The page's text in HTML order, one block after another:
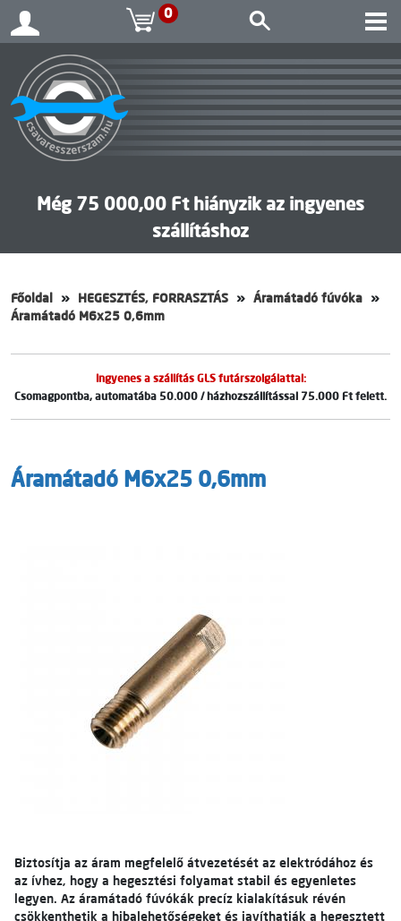
0
Még 75 000,00 Ft hiányzik az ingyenes
szállításhoz
Főoldal HEGESZTÉS, FORRASZTÁS
Áramátadó fúvóka
Áramátadó M6x25 0,6mm
Ingyenes a szállítás GLS futárszolgálattal:
Csomagpontba, automatába 50.000 / házhozszállítással 75.000 Ft felett.
Áramátadó M6x25 0,6mm
Biztosítja az áram megfelelő átvezetését az elektródához és
az ívhez, hogy a hegesztési folyamat stabil és egyenletes
legyen. Az áramátadó fúvókák precíz kialakításuk révén
csökkenthetik a hibalehetőségeket és javíthatják a hegesztett